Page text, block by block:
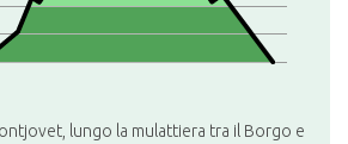
lungo la mulattiera tra il Borgo e